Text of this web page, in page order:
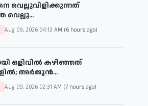
വെല്ലുവിളിക്കുന്നത്
Aug 09, 2026 04:13 AM (6 hours ago)
ഒളിവിൽ കഴിഞ്ഞത്
അർജുൻ...
Aug 09, 2026 02:31 AM (7 hours ago)